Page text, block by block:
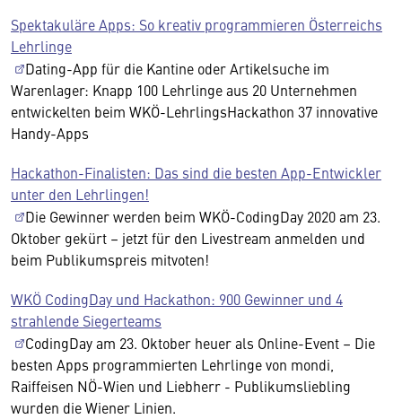
Spektakuläre Apps: So kreativ programmieren Österreichs
Lehrlinge
Dating-App für die Kantine oder Artikelsuche im
Warenlager: Knapp 100 Lehrlinge aus 20 Unternehmen
entwickelten beim WKÖ-LehrlingsHackathon 37 innovative
Handy-Apps
Hackathon-Finalisten: Das sind die besten App-Entwickler
unter den Lehrlingen!
Die Gewinner werden beim WKÖ-CodingDay 2020 am 23.
Oktober gekürt – jetzt für den Livestream anmelden und
beim Publikumspreis mitvoten!
WKÖ CodingDay und Hackathon: 900 Gewinner und 4
strahlende Siegerteams
CodingDay am 23. Oktober heuer als Online-Event – Die
besten Apps programmierten Lehrlinge von mondi,
Raiffeisen NÖ-Wien und Liebherr - Publikumsliebling
wurden die Wiener Linien.